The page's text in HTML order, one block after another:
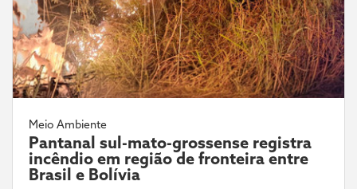
Meio Ambiente
Pantanal sul-mato-grossense registra
incêndio em região de fronteira entre
Brasil e Bolívia